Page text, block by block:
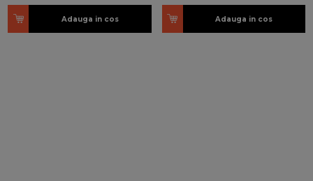
Adauga in cos Adauga in cos